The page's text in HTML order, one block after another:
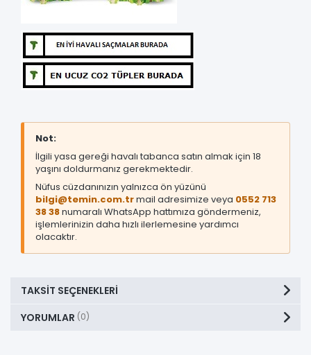
Not:
İlgili yasa gereği havalı tabanca satın almak için 18
yaşını doldurmanız gerekmektedir.
Nüfus cüzdanınızın yalnızca ön yüzünü
bilgi@temin.com.tr mail adresimize veya 0552 713
38 38 numaralı WhatsApp hattımıza göndermeniz,
işlemlerinizin daha hızlı ilerlemesine yardımcı
olacaktır.
TAKSIT SEÇENEKLERI
YORUMLAR (0)